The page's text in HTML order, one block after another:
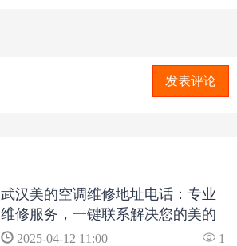
发表评论
武汉美的空调维修地址电话：专业
维修服务，一键联系解决您的美的
空调问题
2025-04-12 11:00 1